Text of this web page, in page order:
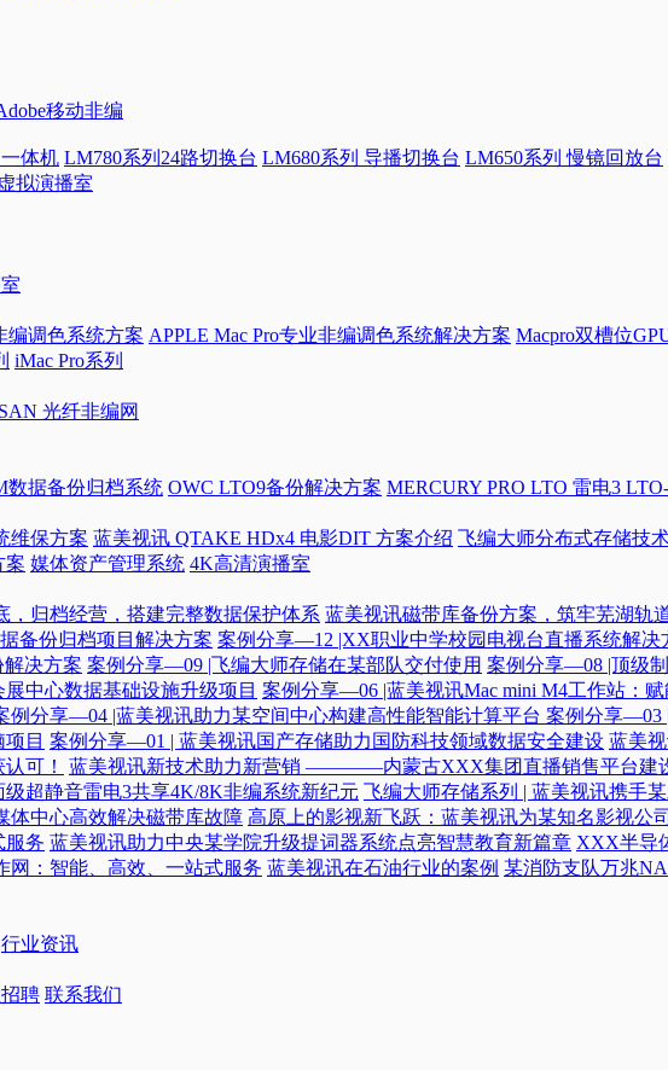
移动非编
体机 LM780系列24路切换台 LM680系列 导播切换台 LM650系列 慢镜回放台
虚拟演播室
编调色系统方案 APPLE Mac Pro专业非编调色系统解决方案 Macpro双槽位
iMac Pro系列
SAN 光纤非编网
数据备份归档系统 OWC LTO9备份解决方案 MERCURY PRO LTO 雷电3
维保方案 蓝美视讯 QTAKE HDx4 电影DIT 方案介绍 飞编大师分布式存储技
案 媒体资产管理系统 4K高清演播室
，归档经营，搭建完整数据保护体系 蓝美视讯磁带库备份方案，筑牢芜湖轨
备份归档项目解决方案 案例分享—12 |XX职业中学校园电视台直播系统解决
决方案 案例分享—09 |飞编大师存储在某部队交付使用 案例分享—08 |顶级
中心数据基础设施升级项目 案例分享—06 |蓝美视讯Mac mini M4工作站：
例分享—04 |蓝美视讯助力某空间中心构建高性能智能计算平台​ 案例分享—03
目 案例分享—01 | 蓝美视讯国产存储助力国防科技领域数据安全建设 蓝美
可！
蓝美视讯新技术助力新营销 ————内蒙古XXX集团直播销售平台建
超静音雷电3共享4K/8K非编系统新纪元 飞编大师存储系列 | 蓝美视讯携手
体中心高效解决磁带库故障 高原上的影视新飞跃：蓝美视讯为某知名影视公
服务 蓝美视讯助力中央某学院升级提词器系统点亮智慧教育新篇章 XXX半导
网：智能、高效、一站式服务 蓝美视讯在石油行业的案例 某消防支队万兆
行业资讯
聘 联系我们